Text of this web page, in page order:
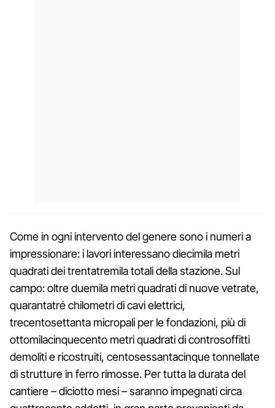
Come in ogni intervento del genere sono i numeri a
impressionare: i lavori interessano diecimila metri
quadrati dei trentatremila totali della stazione. Sul
campo: oltre duemila metri quadrati di nuove vetrate,
quarantatré chilometri di cavi elettrici,
trecentosettanta micropali per le fondazioni, più di
ottomilacinquecento metri quadrati di controsoffitti
demoliti e ricostruiti, centosessantacinque tonnellate
di strutture in ferro rimosse. Per tutta la durata del
cantiere – diciotto mesi – saranno impegnati circa